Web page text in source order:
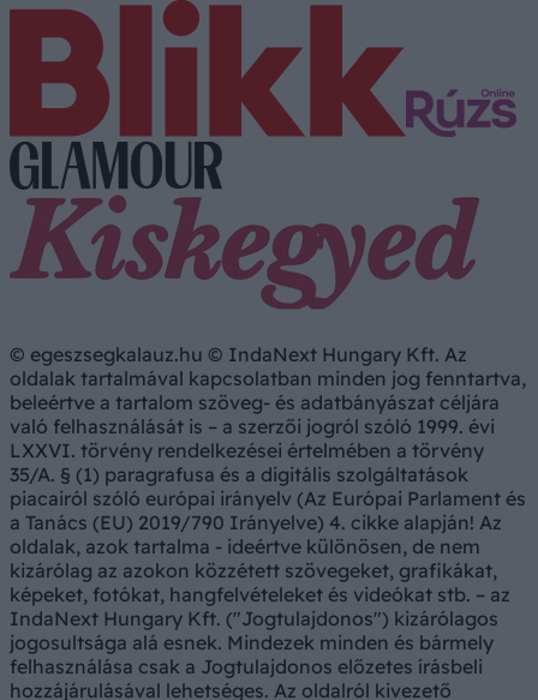
© egeszsegkalauz.hu © IndaNext Hungary Kft. Az
oldalak tartalmával kapcsolatban minden jog fenntartva,
beleértve a tartalom szöveg- és adatbányászat céljára
való felhasználását is – a szerzői jogról szóló 1999. évi
LXXVI. törvény rendelkezései értelmében a törvény
35/A. § (1) paragrafusa és a digitális szolgáltatások
piacairól szóló európai irányelv (Az Európai Parlament és
a Tanács (EU) 2019/790 Irányelve) 4. cikke alapján! Az
oldalak, azok tartalma - ideértve különösen, de nem
kizárólag az azokon közzétett szövegeket, grafikákat,
képeket, fotókat, hangfelvételeket és videókat stb. – az
IndaNext Hungary Kft. ("Jogtulajdonos") kizárólagos
jogosultsága alá esnek. Mindezek minden és bármely
felhasználása csak a Jogtulajdonos előzetes írásbeli
hozzájárulásával lehetséges. Az oldalról kivezető